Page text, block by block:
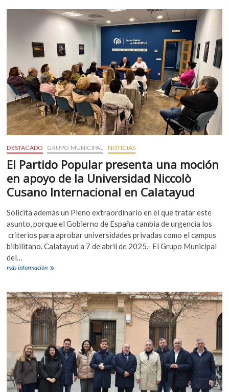
de
Calatayud
ataque
Gobierno
de
España
a
la
conciliación
familiar
con
recorte
intolerable
del
Plan
Corresponsables
DESTACADO GRUPO MUNICIPAL NOTICIAS
El Partido Popular presenta una moción
en apoyo de la Universidad Niccolò
Cusano Internacional en Calatayud
Solicita además un Pleno extraordinario en el que tratar este
asunto, porque el Gobierno de España cambia de urgencia los
criterios para aprobar universidades privadas como el campus
bilbilitano. Calatayud a 7 de abril de 2025.- El Grupo Municipal
del…
más informaciónEl
presenta
una
moción
en
apoyo
la
Universidad
Niccolò
Cusano
Internacional